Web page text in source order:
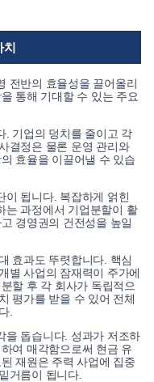
치
전반의 효율성을 끌어올리
통해 기대할 수 있는 주요
. 기업의 덩치를 줄이고 각
결정은 물론 운영 관리와
효율을 이끌어낼 수 있습
이 됩니다. 복잡하게 얽힌
는 과정에서 기업분할이 활
경영권의 건전성을 높일
효과도 뚜렷합니다. 핵심
별 사업의 잠재력이 주가에
할 후 각 회사가 독립적으
평가를 받을 수 있어 전체
.
을 돕습니다. 성과가 저조하
여 매각함으로써 현금 유
재원은 주력 사업에 집중
거름이 됩니다.